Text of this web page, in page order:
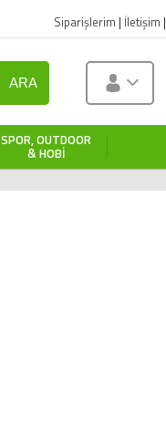
Siparişlerim | İletişim |
ARA
SPOR, OUTDOOR
& HOBI